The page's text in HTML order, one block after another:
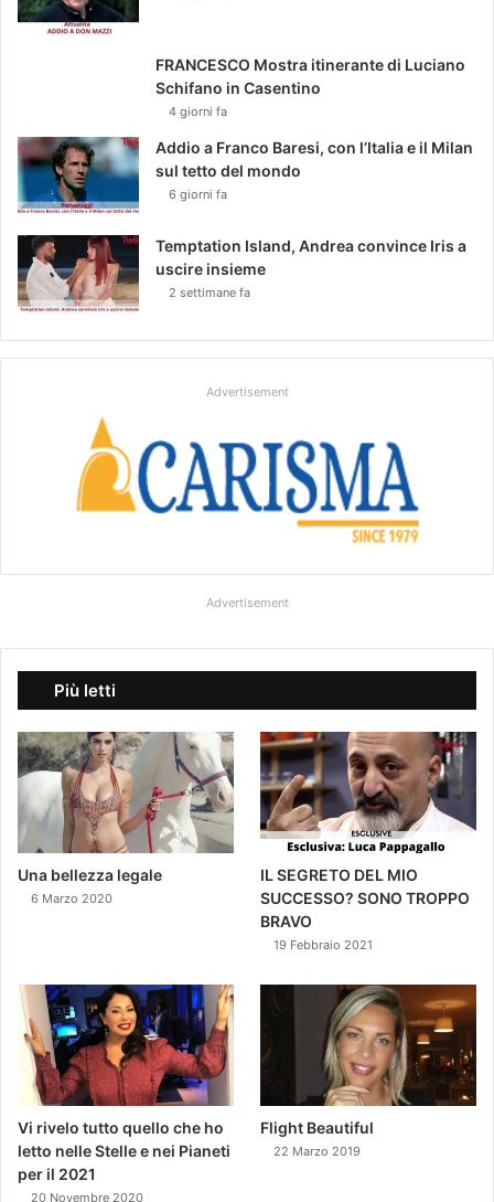
FRANCESCO Mostra itinerante di Luciano
Schifano in Casentino
4 giorni fa
Addio a Franco Baresi, con l’Italia e il Milan
sul tetto del mondo
6 giorni fa
Temptation Island, Andrea convince Iris a
uscire insieme
2 settimane fa
Advertisement
Advertisement
Più letti
Una bellezza legale
6 Marzo 2020
IL SEGRETO DEL MIO
SUCCESSO? SONO TROPPO
BRAVO
19 Febbraio 2021
Vi rivelo tutto quello che ho
letto nelle Stelle e nei Pianeti
per il 2021
20 Novembre 2020
Flight Beautiful
22 Marzo 2019